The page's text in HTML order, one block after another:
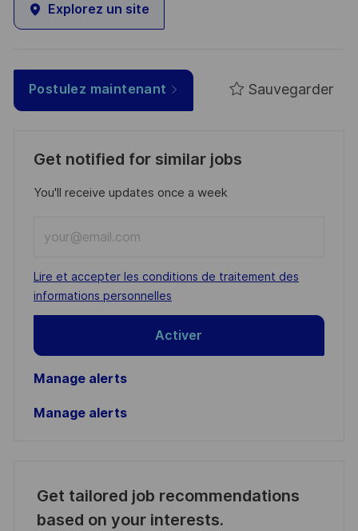
Explorez un site
Postulez maintenant Sauvegarder
Get notified for similar jobs
You'll receive updates once a week
Email
address
(Required)
Required
Lire et accepter les conditions de traitement des
informations personnelles
Activer
Manage alerts
Manage alerts
Get tailored job recommendations
based on your interests.